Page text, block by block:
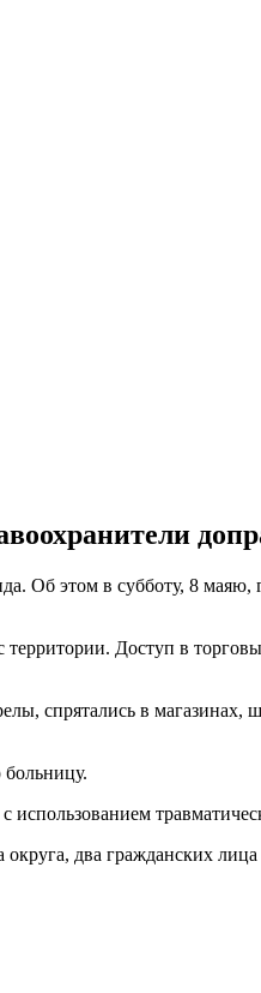
Об этом в субботу, 8 маяю,
Доступ в
спрятались в магазинах,
использованием
округа, два гражданских